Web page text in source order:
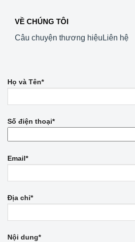
VỀ CHÚNG TÔI
Câu chuyện thương hiệu Liên hệ
Họ và Tên*
Số điện thoại*
Email*
Địa chỉ*
Nội dung*